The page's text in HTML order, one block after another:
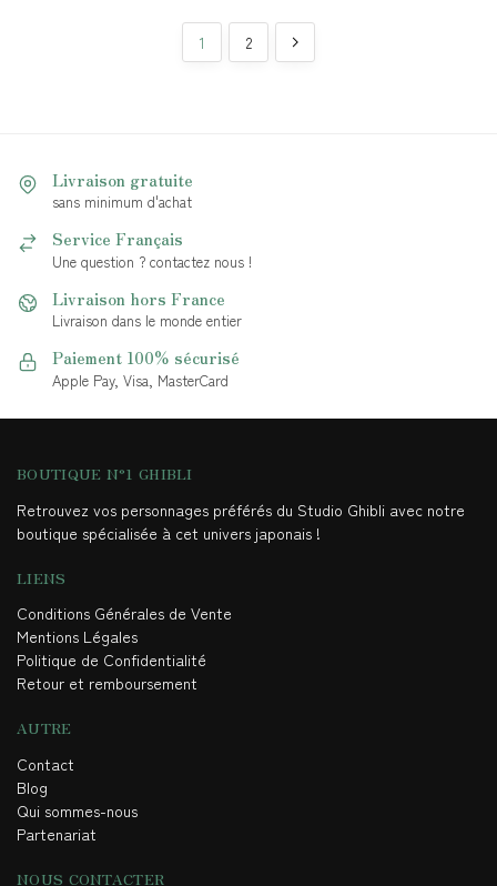
1 2
Livraison gratuite
sans minimum d'achat
Service Français
Une question ? contactez nous !
Livraison hors France
Livraison dans le monde entier
Paiement 100% sécurisé
Apple Pay, Visa, MasterCard
BOUTIQUE N°1 GHIBLI
Retrouvez vos personnages préférés du Studio Ghibli avec notre
boutique spécialisée à cet univers japonais !
LIENS
Conditions Générales de Vente
Mentions Légales
Politique de Confidentialité
Retour et remboursement
AUTRE
Contact
Blog
Qui sommes-nous
Partenariat
NOUS CONTACTER